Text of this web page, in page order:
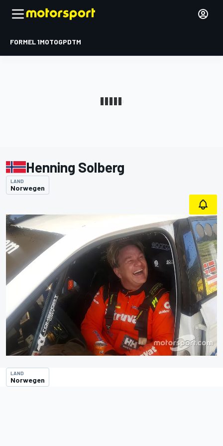
FORMEL 1MOTOGPDTM
Henning Solberg
LAND
Norwegen
LAND
Norwegen